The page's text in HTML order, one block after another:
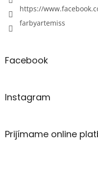
https://
farbyartemiss
Facebook
Instagram
Prijímame online